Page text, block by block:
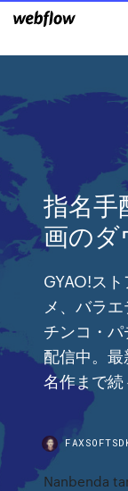
指名
画のダ
GYAO!ス
メ、バラ
チンコ・
配信中。
名作まで続
Nanbenda